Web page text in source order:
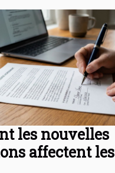
les nouvelles
affectent les